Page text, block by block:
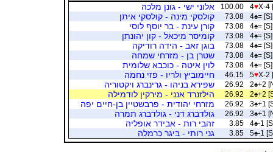
4♥X-4
100.00 אלוני ישי - גונן מלכה
4♠= [S]
73.08 קולסקי מינה - קולסקי איתן
4♠= [S]
73.08 קורן עינת - בר יוסף לוסי
4♠= [S]
73.08 קומיסר מיכאל - קון יהונתן
4♠= [S]
73.08 בוגן זאב - הידה רודיקה
4♠= [S]
73.08 שטרן בן - מזרחי שמחה
4♠= [S]
73.08 לוין איטה - כוכבא שלומית
5♥X-2
46.15 חיימוביץ ולריו - פזי נחמה
2♠+2
26.92 שפירא בניהו - גרינברג ויקטוריה
2♠+2
26.92 הילזנרד אנני - מירקין לודמילה
3♠+1
26.92 מזרחי יהודית - פרבשטיין בן-חיים יפה
3♠+1
26.92 גולדברג דני - גולדברג תמרה
4♠-1
3.85 זהבי רות - אבידר אופליה
5♠-1
3.85 גני רותי - ביגר כרמלה